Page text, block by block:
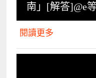
南」[解答]@e
閱讀更多